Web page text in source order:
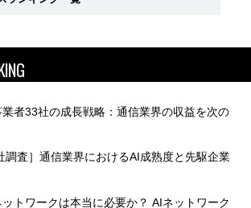
者33社の成長戦略：通信業界の収益を次の
調査］通信業界におけるAI成熟度と先駆企業
トワークは本当に必要か？ AIネットワーク